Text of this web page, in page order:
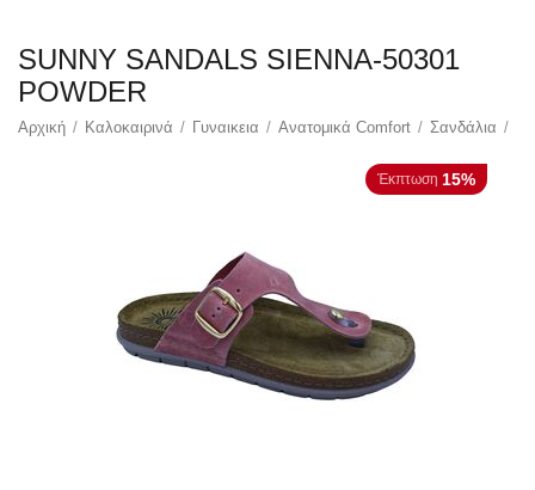
SUNNY SANDALS SIENNA-50301
POWDER
Αρχική / Καλοκαιρινά / Γυναικεια / Ανατομικά Comfort / Σανδάλια /
Έκπτωση 15%